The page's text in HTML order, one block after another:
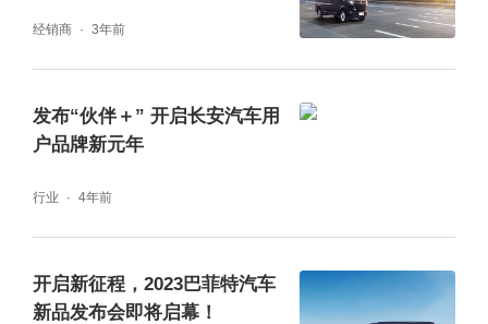
到家”场景,为智慧出行赋能驾趣实力。
加期待这场品鉴会:到达现场的Biu粉们,将会近
受“不止是一台汽车”的内涵,以及精致又便捷的
经销商 3年前
发布“伙伴＋” 开启长安汽车用
户品牌新元年
行业 4年前
开启新征程，2023巴菲特汽车
新品发布会即将启幕！